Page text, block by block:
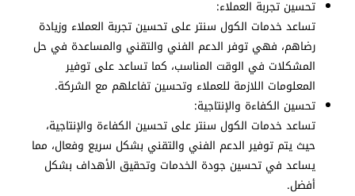
تحسين تجربة العملاء:
تساعد خدمات الكول سنتر على تحسين تجربة العملاء وزيادة
رضاهم، فهي توفر الدعم الفني والتقني والمساعدة في حل
المشكلات في الوقت المناسب، كما تساعد على توفير
المعلومات اللازمة للعملاء وتحسين تفاعلهم مع الشركة.
تحسين الكفاءة والإنتاجية:
تساعد خدمات الكول سنتر على تحسين الكفاءة والإنتاجية،
حيث يتم توفير الدعم الفني والتقني بشكل سريع وفعال، مما
يساعد في تحسين جودة الخدمات وتحقيق الأهداف بشكل
أفضل.